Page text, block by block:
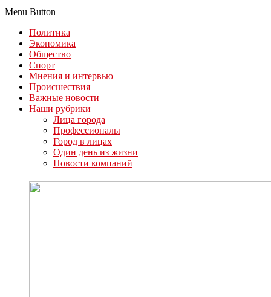
Menu Button
Политика
Экономика
Общество
Спорт
Мнения и интервью
Происшествия
Важные новости
Наши рубрики
Лица города
Профессионалы
Город в лицах
Один день из жизни
Новости компаний